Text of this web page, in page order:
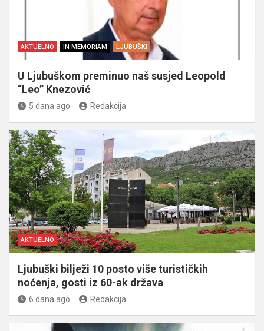
AKTUELNO IN MEMORIAM LJUBUŠKI
U Ljubuškom preminuo naš susjed Leopold
“Leo” Knezović
5 dana ago Redakcija
AKTUELNO
Ljubuški bilježi 10 posto više turističkih
noćenja, gosti iz 60-ak država
6 dana ago Redakcija